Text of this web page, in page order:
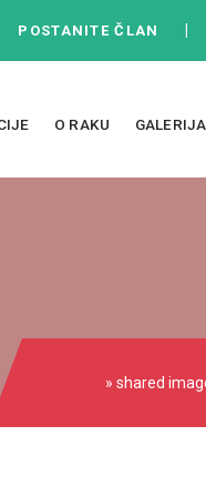
POSTANITE ČLAN
O RAKU GALERIJA
» shared